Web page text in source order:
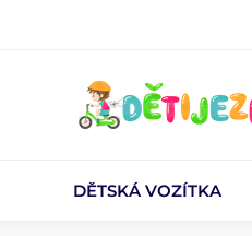
DĚTSKÁ VOZÍTKA